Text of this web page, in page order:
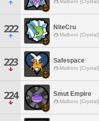
Malboro [Crystal]
222 NiteCru
Malboro [Crystal]
223 Safespace
Malboro [Crystal]
224 Smut Empire
Malboro [Crystal]